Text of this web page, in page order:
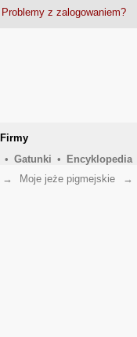
Problemy z zalogowaniem?
Firmy
• Gatunki • Encyklopedia
→ Moje jeże pigmejskie →